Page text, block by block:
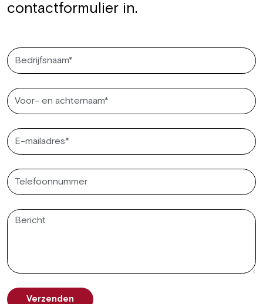
contactformulier in.
Verzenden